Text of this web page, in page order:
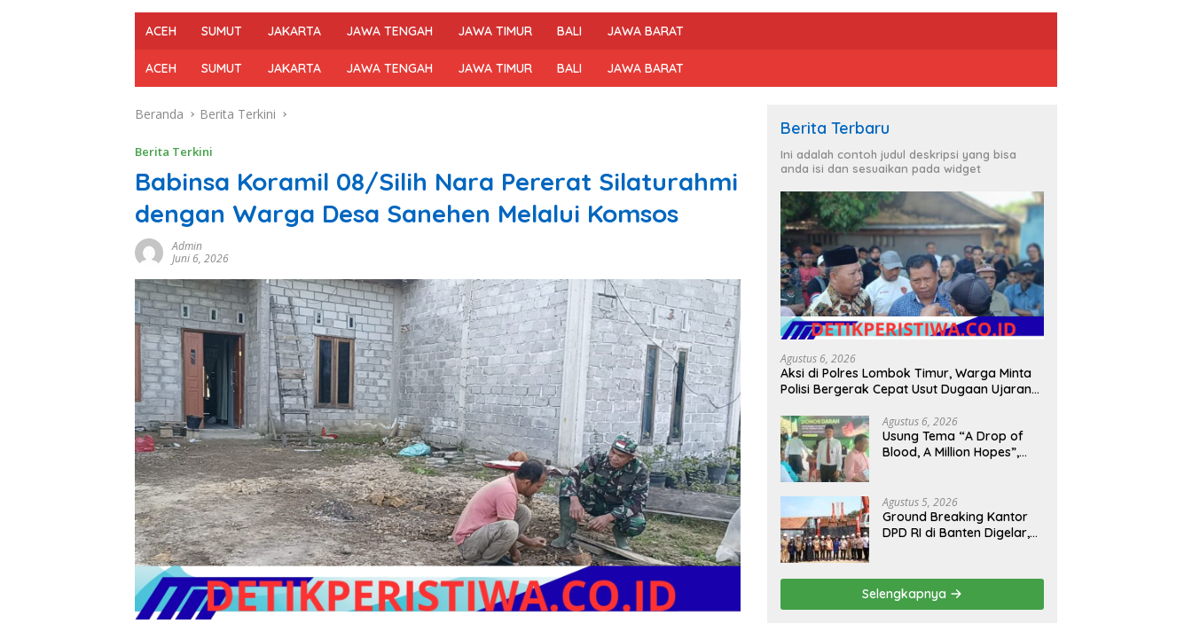
ACEH SUMUT JAKARTA JAWA TENGAH JAWA TIMUR BALI JAWA BARAT
ACEH SUMUT JAKARTA JAWA TENGAH JAWA TIMUR BALI JAWA BARAT
Beranda Berita Terkini
Berita Terkini
Babinsa Koramil 08/Silih Nara Pererat Silaturahmi
dengan Warga Desa Sanehen Melalui Komsos
Admin
Juni 6, 2026
Berita Terbaru
Ini adalah contoh judul deskripsi yang bisa
anda isi dan sesuaikan pada widget
Agustus 6, 2026
Aksi di Polres Lombok Timur, Warga Minta
Polisi Bergerak Cepat Usut Dugaan Ujaran
Agustus 6, 2026
Usung Tema “A Drop of
Blood, A Million Hopes”,
Kesehatan Gratis
Agustus 5, 2026
Ground Breaking Kantor
DPD RI di Banten Digelar,
Kondusivitas Proyek
Selengkapnya